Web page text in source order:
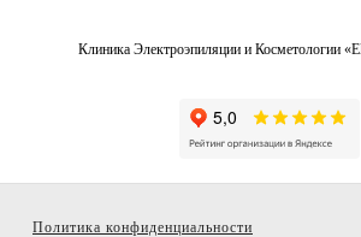
Клиника Электроэпиляции и Косметологии
Политика конфиденциальности